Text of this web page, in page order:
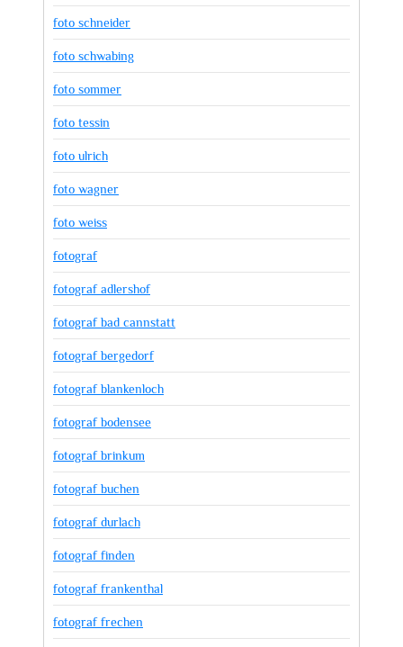
foto schneider
foto schwabing
foto sommer
foto tessin
foto ulrich
foto wagner
foto weiss
fotograf
fotograf adlershof
fotograf bad cannstatt
fotograf bergedorf
fotograf blankenloch
fotograf bodensee
fotograf brinkum
fotograf buchen
fotograf durlach
fotograf finden
fotograf frankenthal
fotograf frechen